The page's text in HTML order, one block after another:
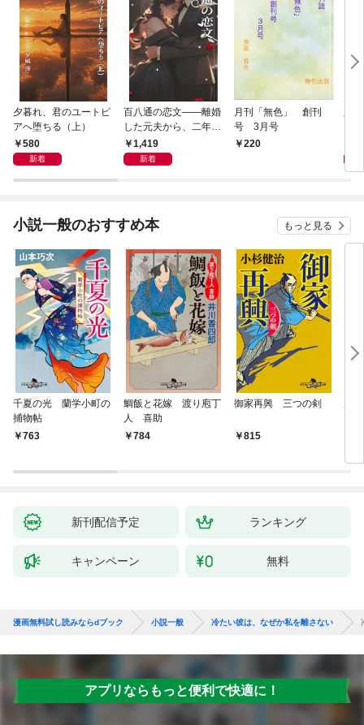
夕暮れ、君のユートピ
アへ堕ちる（上）
580
新着
百八通の恋文――離婚
した元夫から、二年遅
れの愛が届きました
1,419
新着
月刊「無色」 創刊
号 3月号
220
小説一般のおすすめ本 もっと見る
千夏の光 蘭学小町の
捕物帖
763
鯛飯と花嫁 渡り庖丁
人 喜助
784
御家再興 三つの剣
815
新刊配信予定 ランキング
キャンペーン 無料
漫画無料試し読みならdブック 小説一般 冷たい彼は、なぜか私を離さない
アプリならもっと便利で快適に！